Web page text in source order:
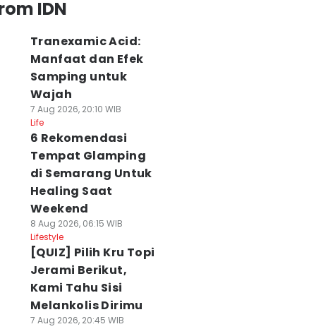
IDN
Tranexamic Acid:
Manfaat dan Efek
Samping untuk
Wajah
7 Aug 2026, 20:10 WIB
Life
6 Rekomendasi
Tempat Glamping
di Semarang Untuk
Healing Saat
Weekend
8 Aug 2026, 06:15 WIB
Lifestyle
[QUIZ] Pilih Kru Topi
Jerami Berikut,
Kami Tahu Sisi
Melankolis Dirimu
7 Aug 2026, 20:45 WIB